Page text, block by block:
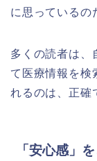
に思っているの
多くの読者は、
て医療情報を検
れるのは、正確
「安心感」